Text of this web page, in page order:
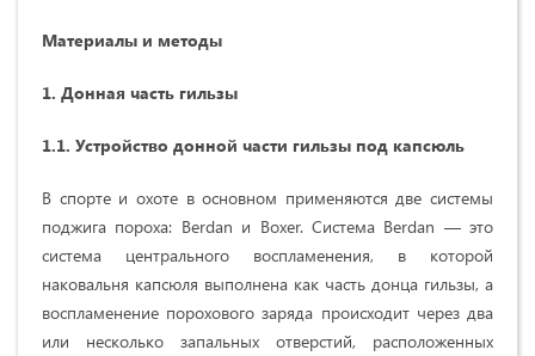
Материалы и методы
1. Донная часть гильзы
1.1. Устройство донной части гильзы под капсюль
В спорте и охоте в основном применяются две системы
поджига пороха: Berdan и Boxer. Система Berdan — это
система центрального воспламенения, в которой
наковальня капсюля выполнена как часть донца гильзы, а
воспламенение порохового заряда происходит через два
или несколько запальных отверстий, расположенных